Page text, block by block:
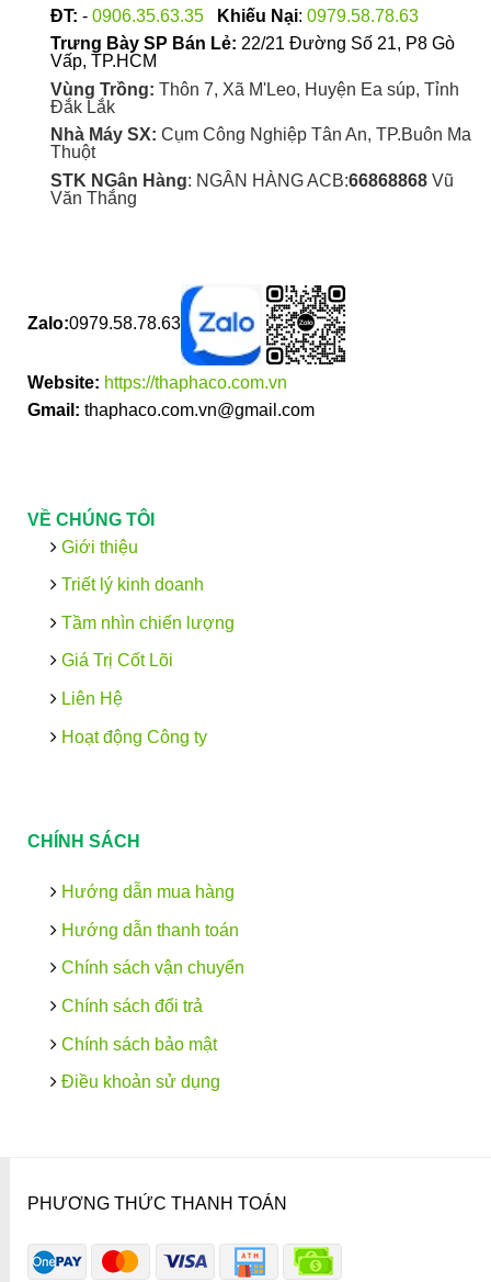
ĐT: - 0906.35.63.35 Khiếu Nại: 0979.58.78.63
Trưng Bày SP Bán Lẻ: 22/21 Đường Số 21, P8 Gò
Vấp, TP.HCM
Vùng Trồng: Thôn 7, Xã M'Leo, Huyện Ea súp, Tỉnh
Đắk Lắk
Nhà Máy SX: Cụm Công Nghiệp Tân An, TP.Buôn Ma
Thuột
STK NGân Hàng: NGÂN HÀNG ACB:66868868Vũ
Văn Thắng
Zalo:0979.58.78.63
Website: https://thaphaco.com.vn
Gmail: thaphaco.com.vn@gmail.com
VỀ CHÚNG TÔI
Giới thiệu
Triết lý kinh doanh
Tầm nhìn chiến lượng
Giá Trị Cốt Lõi
Liên Hệ
Hoạt động Công ty
CHÍNH SÁCH
Hướng dẫn mua hàng
Hướng dẫn thanh toán
Chính sách vận chuyển
Chính sách đổi trả
Chính sách bảo mật
Điều khoản sử dụng
PHƯƠNG THỨC THANH TOÁN